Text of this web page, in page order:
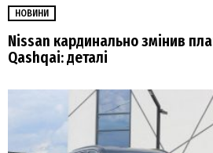
НОВИНИ
Nissan кардинально змінив
Qashqai: деталі